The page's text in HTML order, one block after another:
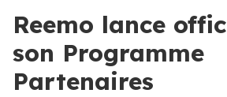
Reemo lance
son Programme
Partenaires